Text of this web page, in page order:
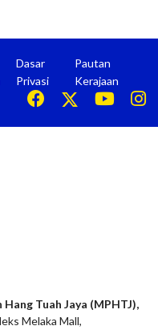
Dasar
Privasi
Pautan
Kerajaan
Tuah Jaya (MPHTJ),
Melaka Mall,